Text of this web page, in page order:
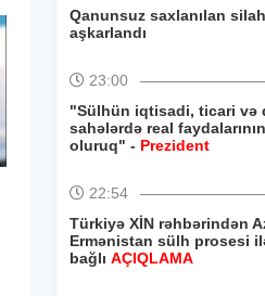
Qanunsuz saxlanılan
aşkarlandı
23:00
"Sülhün iqtisadi, ticari və
sahələrdə real
oluruq" - Prezident
22:54
Türkiyə XİN rəhbərindən
Ermənistan sülh prosesi
bağlı AÇIQLAMA